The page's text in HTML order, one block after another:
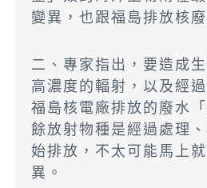
變異，也跟福島排放核廢
二、專家指出，要造成
高濃度的輻射，以及經
福島核電廠排放的廢水
餘放射物種是經過處理
始排放，不太可能馬上
異。